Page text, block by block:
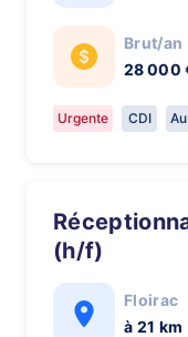
Brut/an
28 000
Urgente CDI
Réceptionnaire Caces R485 cat 2
(h/f)
Floirac
à 21 km